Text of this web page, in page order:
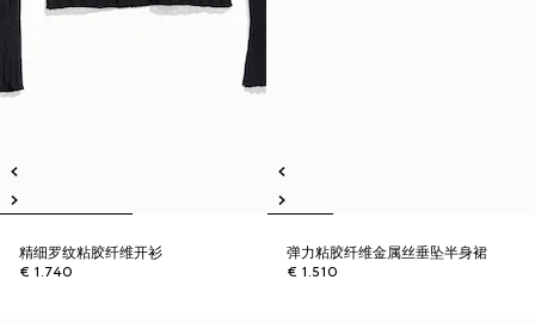
精细罗纹粘胶纤维开衫
€ 1.740
弹力粘胶纤维金属丝垂坠半身裙
€ 1.510